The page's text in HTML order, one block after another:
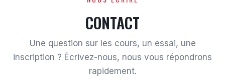
CONTACT
Une question sur les cours, un essai, une
inscription ? Écrivez-nous, nous vous répondrons
rapidement.